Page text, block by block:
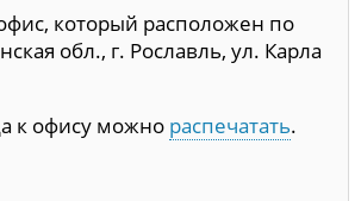
который расположен по
обл., г. Рославль, ул. Карла
к офису можно распечатать.